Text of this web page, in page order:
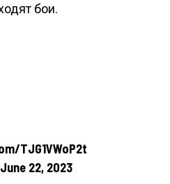
бои.
TJG1VWoP2t
22, 2023